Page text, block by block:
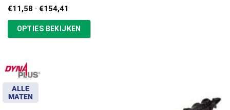
€11,58 - €154,41
tot
€154,41
OPTIES BEKIJKEN
ALLE
MATEN